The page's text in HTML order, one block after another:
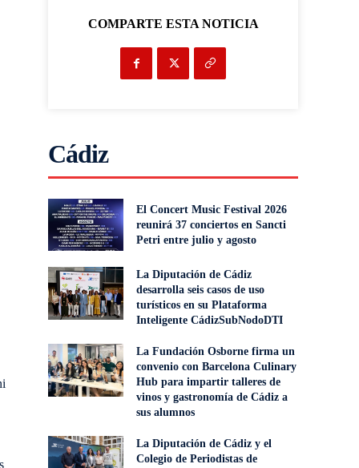
COMPARTE ESTA NOTICIA
Cádiz
El Concert Music Festival 2026
reunirá 37 conciertos en Sancti
Petri entre julio y agosto
La Diputación de Cádiz
desarrolla seis casos de uso
turísticos en su Plataforma
Inteligente CádizSubNodoDTI
La Fundación Osborne firma un
convenio con Barcelona Culinary
Hub para impartir talleres de
vinos y gastronomía de Cádiz a
sus alumnos
La Diputación de Cádiz y el
Colegio de Periodistas de